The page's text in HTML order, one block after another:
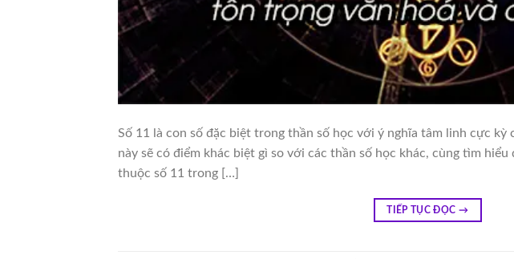
Số 11 là con số đặc biệt trong thần số học với ý nghĩa tâm linh cực kỳ
này sẽ có điểm khác biệt gì so với các thần số học khác, cùng tìm
thuộc số 11 trong […]
TIẾP TỤC ĐỌC →